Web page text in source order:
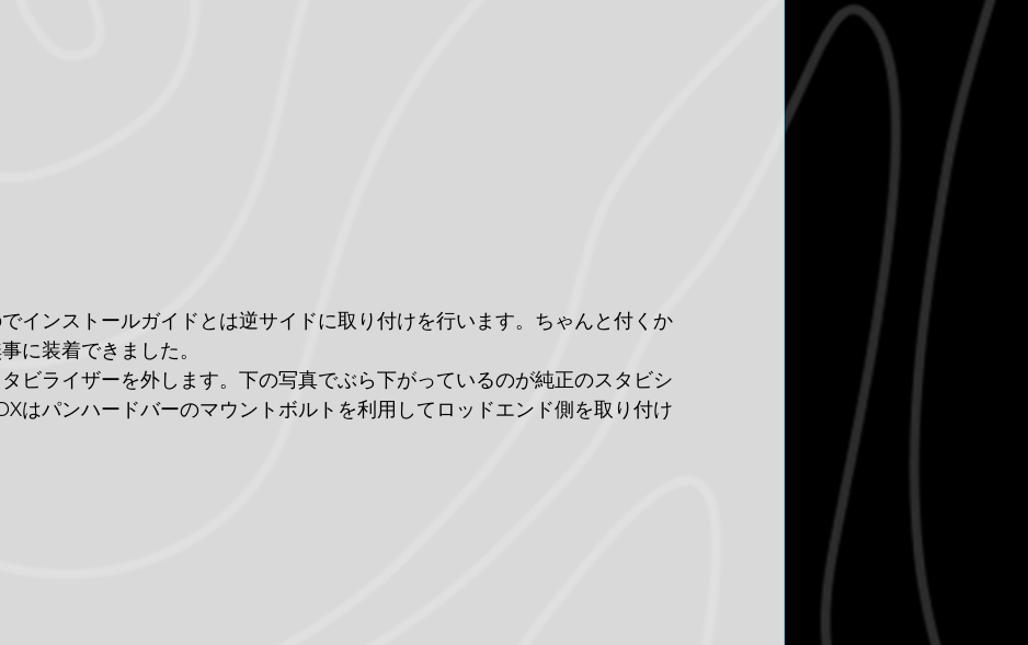
インストールガイドとは逆サイドに取り付けを行います。ちゃんと付くか
に装着できました。
ビライザーを外します。下の写真でぶら下がっているのが純正のスタビシ
はパンハードバーのマウントボルトを利用してロッドエンド側を取り付け